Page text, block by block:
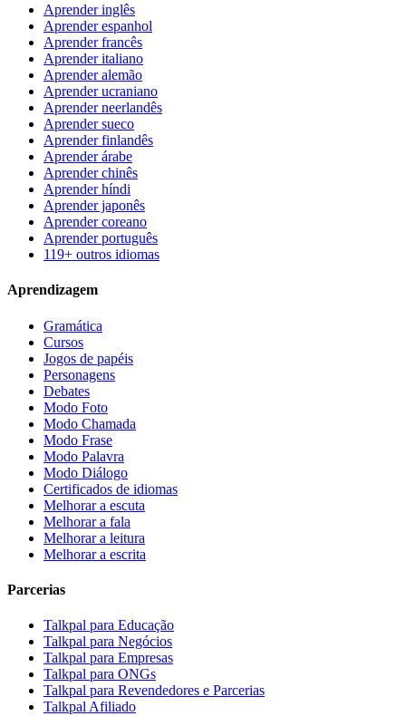
Aprender inglês
Aprender espanhol
Aprender francês
Aprender italiano
Aprender alemão
Aprender ucraniano
Aprender neerlandês
Aprender sueco
Aprender finlandês
Aprender árabe
Aprender chinês
Aprender híndi
Aprender japonês
Aprender coreano
Aprender português
119+ outros idiomas
Aprendizagem
Gramática
Cursos
Jogos de papéis
Personagens
Debates
Modo Foto
Modo Chamada
Modo Frase
Modo Palavra
Modo Diálogo
Certificados de idiomas
Melhorar a escuta
Melhorar a fala
Melhorar a leitura
Melhorar a escrita
Parcerias
Talkpal para Educação
Talkpal para Negócios
Talkpal para Empresas
Talkpal para ONGs
Talkpal para Revendedores e Parcerias
Talkpal Afiliado